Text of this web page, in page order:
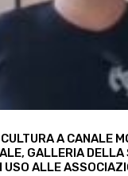
A CANALE
GALLERIA
USO ALLE